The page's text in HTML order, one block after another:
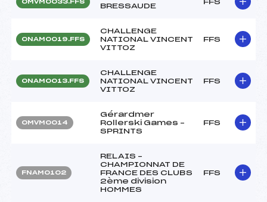
OMVM0033.FFS
BRESSAUDE
FFS
ONAM0019.FFS
CHALLENGE
NATIONAL VINCENT
VITTOZ
FFS
ONAM0013.FFS
CHALLENGE
NATIONAL VINCENT
VITTOZ
FFS
OMVM0014
Gérardmer
Rollerski Games –
SPRINTS
FFS
FNAM0102
RELAIS –
CHAMPIONNAT DE
FRANCE DES CLUBS
2ème division
HOMMES
FFS